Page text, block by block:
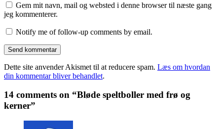
Gem mit navn, mail og websted i denne browser til næste gang
jeg kommenterer.
Notify me of follow-up comments by email.
Dette site anvender Akismet til at reducere spam. Læs om hvordan
din kommentar bliver behandlet.
14 comments on “Bløde speltboller med frø og
kerner”